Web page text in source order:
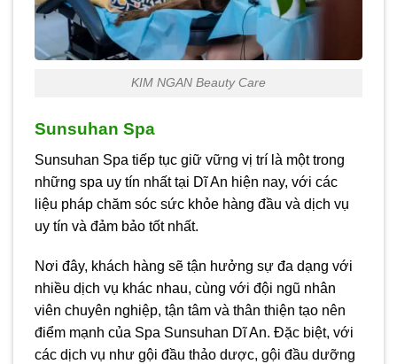
KIM NGAN Beauty Care
Sunsuhan Spa
Sunsuhan Spa tiếp tục giữ vững vị trí là một trong
những spa uy tín nhất tại Dĩ An hiện nay, với các
liệu pháp chăm sóc sức khỏe hàng đầu và dịch vụ
uy tín và đảm bảo tốt nhất.
Nơi đây, khách hàng sẽ tận hưởng sự đa dạng với
nhiều dịch vụ khác nhau, cùng với đội ngũ nhân
viên chuyên nghiệp, tận tâm và thân thiện tạo nên
điểm mạnh của Spa Sunsuhan Dĩ An. Đặc biệt, với
các dịch vụ như gội đầu thảo dược, gội đầu dưỡng